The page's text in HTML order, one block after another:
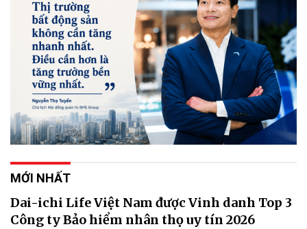
MỚI NHẤT
Dai-ichi Life Việt Nam được Vinh danh Top 3
Công ty Bảo hiểm nhân thọ uy tín 2026